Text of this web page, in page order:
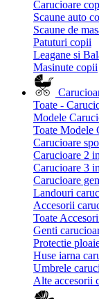
Carucioare
Scaune auto
Scaune de
Patuturi copii
Leagane si
Masinute copii
Toate -
Modele
Toate Modele
Carucioare
Carucioare 2
Carucioare 3
Carucioare
Landouri
Accesorii
Toate
Genti
Protectie
Huse iarna
Umbrele
Alte accesorii